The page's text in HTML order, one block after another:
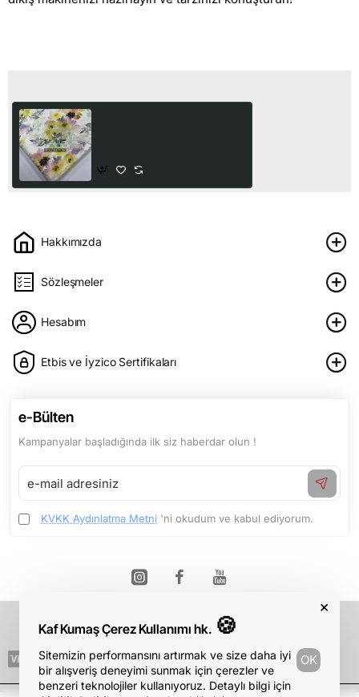
Kaf Kumaş Çerez Kullanımı hk. 🍪
Sitemizin performansını artırmak ve size daha iyi
bir alışveriş deneyimi sunmak için çerezler ve
benzeri teknolojiler kullanıyoruz. Detaylı bilgi için
×
OK
Hakkımızda
Sözleşmeler
Hesabım
Etbis ve İyzico Sertifikaları
e-Bülten
Kampanyalar başladığında ilk siz haberdar olun !
e-
mail
adresiniz
KVKK Aydınlatma Metni 'ni okudum ve kabul ediyorum.
Telif Hakkı © 2026, Kaf Kumaş, Tüm Hakları Saklıdır.
Product Filter